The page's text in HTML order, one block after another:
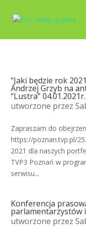
“Jaki będzie rok
Andrzej Grzyb na
“Lustra” 04.01.2021r.
utworzone przez
Zapraszam do
https://poznan.tvp.pl/
2021 dla naszych
TVP3 Poznań w
serwisu...
Konferencja
parlamentarzystów
utworzone przez